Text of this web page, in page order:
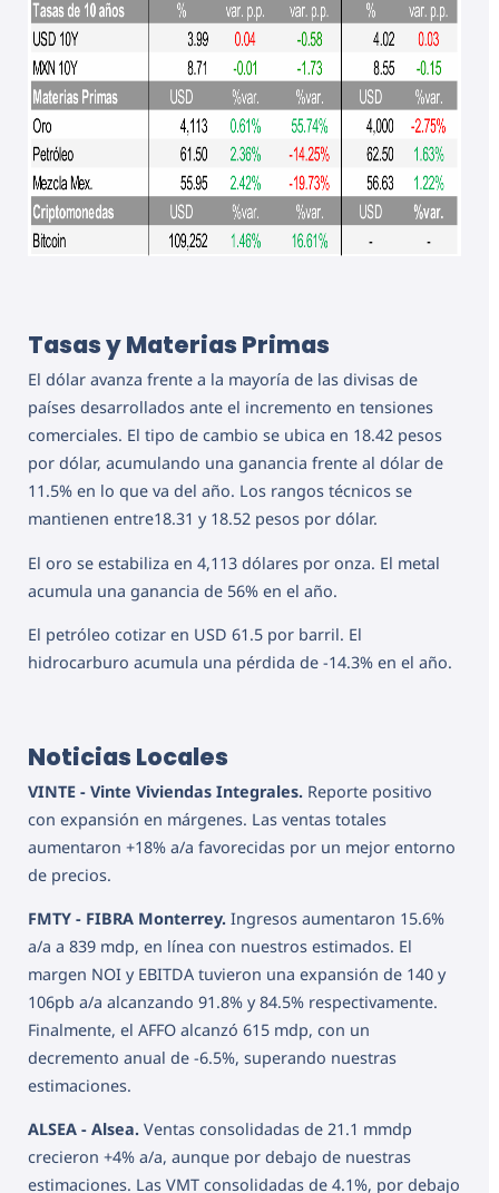
Tasas y Materias Primas
El dólar avanza frente a la mayoría de las divisas de
países desarrollados ante el incremento en tensiones
comerciales. El tipo de cambio se ubica en 18.42 pesos
por dólar, acumulando una ganancia frente al dólar de
11.5% en lo que va del año. Los rangos técnicos se
mantienen entre18.31 y 18.52 pesos por dólar.
El oro se estabiliza en 4,113 dólares por onza. El metal
acumula una ganancia de 56% en el año.
El petróleo cotizar en USD 61.5 por barril. El
hidrocarburo acumula una pérdida de -14.3% en el año.
Noticias Locales
VINTE - Vinte Viviendas Integrales. Reporte positivo
con expansión en márgenes. Las ventas totales
aumentaron +18% a/a favorecidas por un mejor entorno
de precios.
FMTY - FIBRA Monterrey. Ingresos aumentaron 15.6%
a/a a 839 mdp, en línea con nuestros estimados. El
margen NOI y EBITDA tuvieron una expansión de 140 y
106pb a/a alcanzando 91.8% y 84.5% respectivamente.
Finalmente, el AFFO alcanzó 615 mdp, con un
decremento anual de -6.5%, superando nuestras
estimaciones.
ALSEA - Alsea. Ventas consolidadas de 21.1 mmdp
crecieron +4% a/a, aunque por debajo de nuestras
estimaciones. Las VMT consolidadas de 4.1%, por debajo